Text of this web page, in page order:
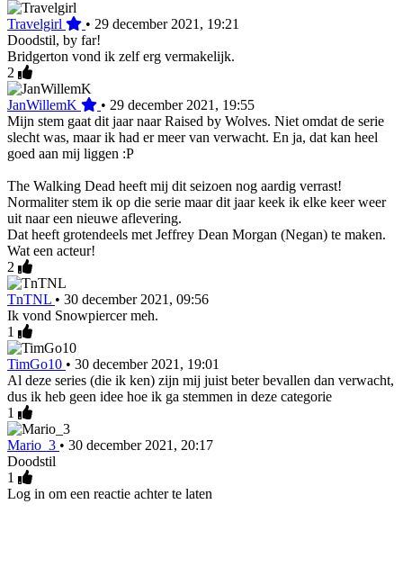
Travelgirl • 29 december 2021, 19:21
Doodstil, by far!
Bridgerton vond ik zelf erg vermakelijk.
2
JanWillemK • 29 december 2021, 19:55
Mijn stem gaat dit jaar naar Raised by Wolves. Niet omdat de serie
slecht was, maar ik had er meer van verwacht. En ja, dat kan heel
goed aan mij liggen :P
The Walking Dead heeft mij dit seizoen nog aardig verrast!
Normaliter stem ik op die serie maar dit jaar keek ik elke keer weer
uit naar een nieuwe aflevering.
Dat heeft grotendeels met Jeffrey Dean Morgan (Negan) te maken.
Wat een acteur!
2
TnTNL • 30 december 2021, 09:56
Ik vond Snowpiercer meh.
1
TimGo10 • 30 december 2021, 19:01
Al deze series (die ik ken) zijn mij juist beter bevallen dan verwacht,
dus ik heb geen idee hoe ik ga stemmen in deze categorie
1
Mario_3 • 30 december 2021, 20:17
Doodstil
1
Log in om een reactie achter te laten